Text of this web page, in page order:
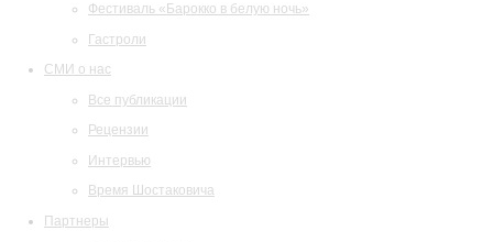
Фестиваль «Барокко в белую ночь»
Гастроли
СМИ о нас
Все публикации
Рецензии
Интервью
Время Шостаковича
Партнеры